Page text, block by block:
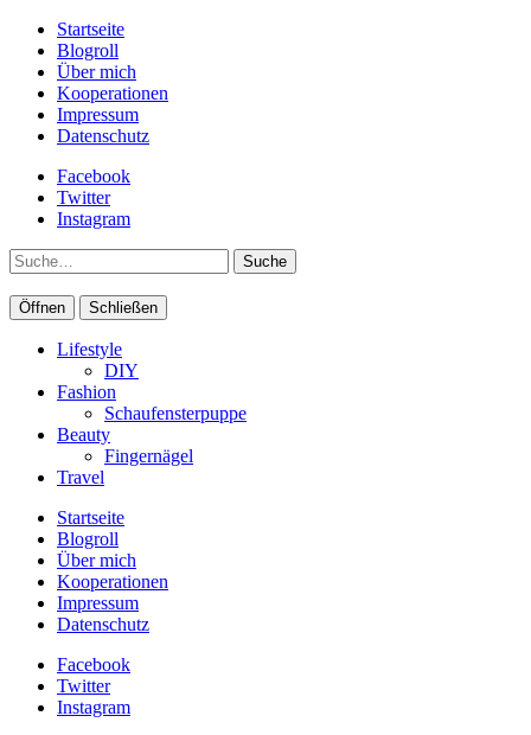
Startseite
Blogroll
Über mich
Kooperationen
Impressum
Datenschutz
Facebook
Twitter
Instagram
Suche
Öffnen Schließen
Lifestyle
DIY
Fashion
Schaufensterpuppe
Beauty
Fingernägel
Travel
Startseite
Blogroll
Über mich
Kooperationen
Impressum
Datenschutz
Facebook
Twitter
Instagram